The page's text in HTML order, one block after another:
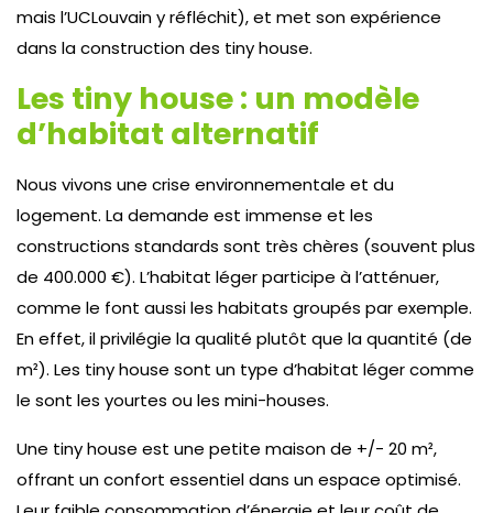
mais l’UCLouvain y réfléchit), et met son expérience
dans la construction des tiny house.
Les tiny house : un modèle
d’habitat alternatif
Nous vivons une crise environnementale et du
logement. La demande est immense et les
constructions standards sont très chères (souvent plus
de 400.000 €). L’habitat léger participe à l’atténuer,
comme le font aussi les habitats groupés par exemple.
En effet, il privilégie la qualité plutôt que la quantité (de
m²). Les tiny house sont un type d’habitat léger comme
le sont les yourtes ou les mini-houses.
Une tiny house est une petite maison de +/- 20 m²,
offrant un confort essentiel dans un espace optimisé.